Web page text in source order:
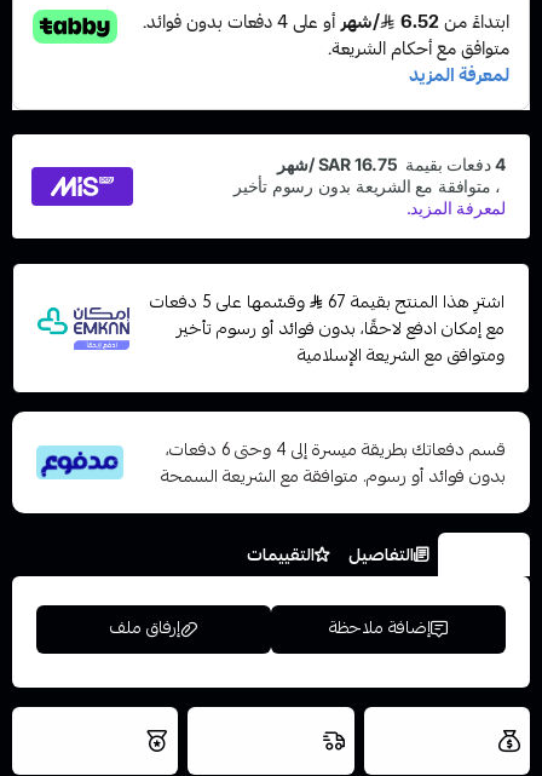
اشترِ هذا المنتج بقيمة 67
وقسّمها على 5 دفعات
مع إمكان ادفع لاحقًا، بدون فوائد أو رسوم تأخير
ومتوافق مع الشريعة الإسلامية
قسم دفعاتك بطريقة ميسرة إلى 4 وحتى 6 دفعات،
بدون فوائد أو رسوم. متوافقة مع الشريعة السمحة
التفاصيل التقييمات
إضافة ملاحظة إرفاق ملف
اسحب و افلت الملف هنا
نتميز بلجودة